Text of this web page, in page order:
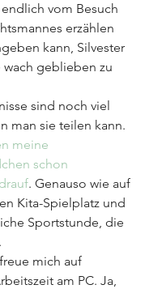
vom Besuch
erzählen
kann, Silvester
geblieben zu
sind noch viel
man sie teilen kann.
meine
schon
. Genauso wie auf
Kita-Spielplatz und
Sportstunde, die
mich auf
am PC. Ja,